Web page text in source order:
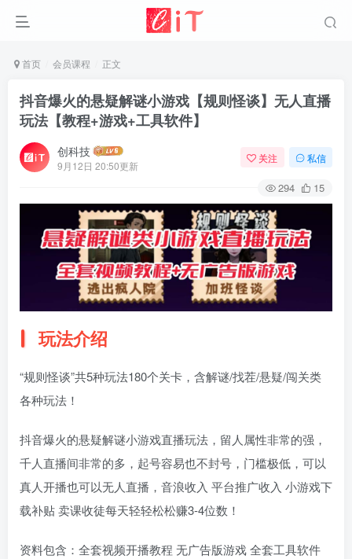
首页 会员课程 正文
抖音爆火的悬疑解谜小游戏【规则怪谈】无人直播
玩法【教程+游戏+工具软件】
创科技
9月12日 20:50更新
关注 私信
294 15
玩法介绍
“规则怪谈”共5种玩法180个关卡，含解谜/找茬/悬疑/闯关类
各种玩法！
抖音爆火的悬疑解谜小游戏直播玩法，留人属性非常的强，
千人直播间非常的多，起号容易也不封号，门槛极低，可以
真人开播也可以无人直播，音浪收入 平台推广收入 小游戏下
载补贴 卖课收徒每天轻轻松松赚3-4位数！
资料包含：全套视频开播教程 无广告版游戏 全套工具软件